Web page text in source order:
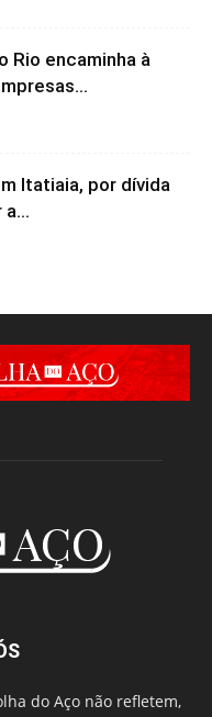
Rio encaminha à
Itatiaia, por dívida
do Aço não refletem,